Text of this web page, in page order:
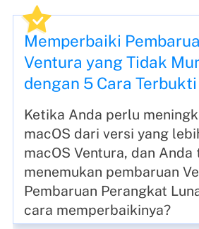
Memperbaiki
Ventura yang Tidak
dengan 5 Cara Terbukti
Ketika Anda perlu
macOS dari versi yang
macOS Ventura, dan
menemukan pembaruan
Pembaruan Perangkat
cara memperbaikinya?